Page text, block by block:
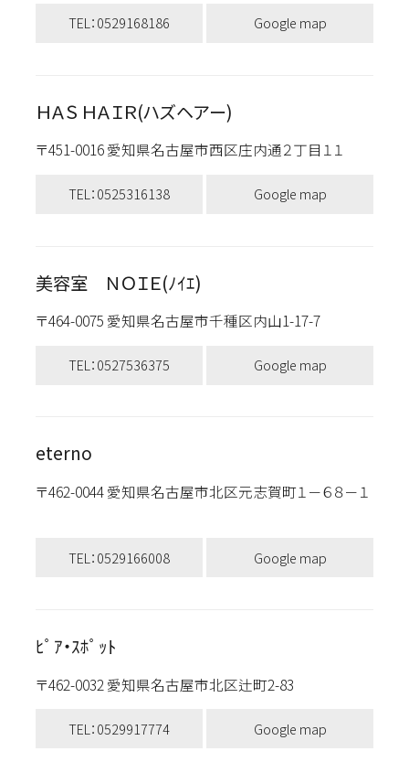
TEL：0529168186 Google map
ＨＡＳ ＨＡＩＲ(ハズヘアー)
〒451-0016 愛知県名古屋市西区庄内通２丁目１１
TEL：0525316138 Google map
美容室 ＮＯＩＥ(ﾉｲｴ)
〒464-0075 愛知県名古屋市千種区内山1-17-7
TEL：0527536375 Google map
eterno
〒462-0044 愛知県名古屋市北区元志賀町１－６８－１
TEL：0529166008 Google map
ﾋﾟｱ・ｽﾎﾟｯﾄ
〒462-0032 愛知県名古屋市北区辻町2-83
TEL：0529917774 Google map